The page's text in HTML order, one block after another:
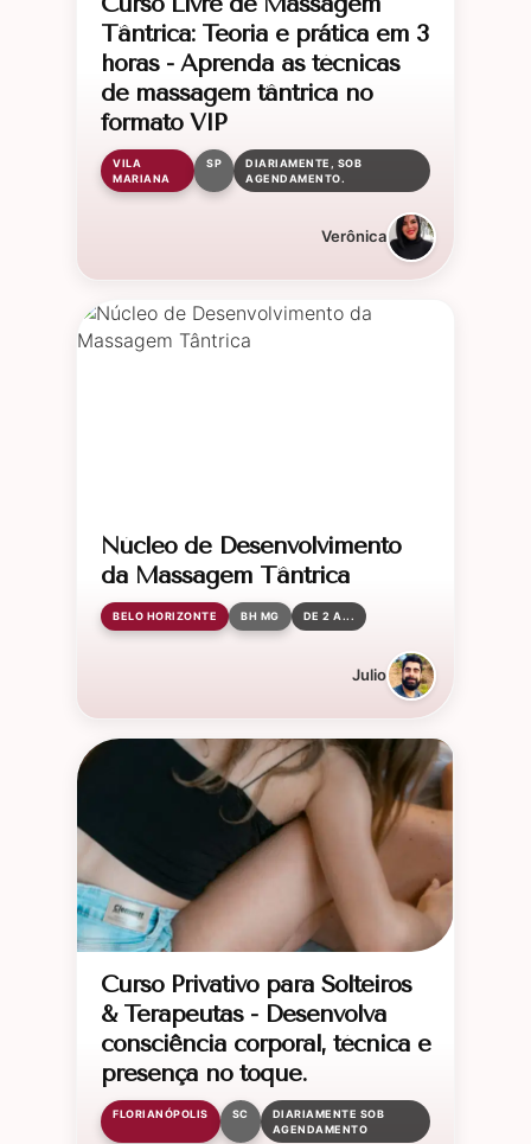
Tântrica: Teoria e prática em 3
horas - Aprenda as técnicas
de massagem tântrica no
formato VIP
VILA
MARIANA
SP
DIARIAMENTE, SOB
AGENDAMENTO.
Verônica
Núcleo de Desenvolvimento
da Massagem Tântrica
BELO HORIZONTE BH MG DE 2 A...
Julio
Curso Privativo para Solteiros
& Terapeutas - Desenvolva
consciência corporal, técnica e
presença no toque.
FLORIANÓPOLIS SC
DIARIAMENTE SOB
AGENDAMENTO